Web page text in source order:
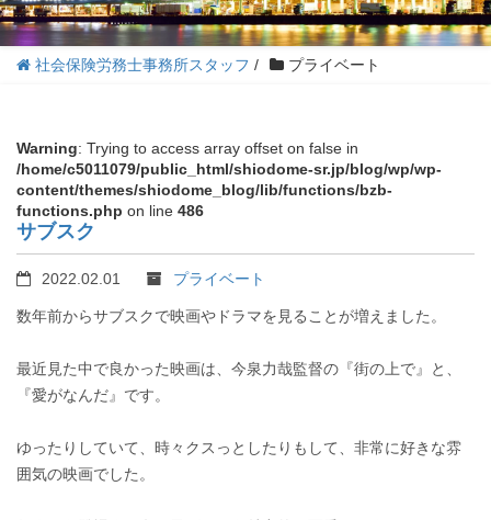
社会保険労務士事務所スタッフ / プライベート
Warning: Trying to access array offset on false in
/home/c5011079/public_html/shiodome-sr.jp/blog/wp/wp-
content/themes/shiodome_blog/lib/functions/bzb-
functions.php on line 486
サブスク
2022.02.01 プライベート
数年前からサブスクで映画やドラマを見ることが増えました。
最近見た中で良かった映画は、今泉力哉監督の『街の上で』と、
『愛がなんだ』です。
ゆったりしていて、時々クスっとしたりもして、非常に好きな雰
囲気の映画でした。